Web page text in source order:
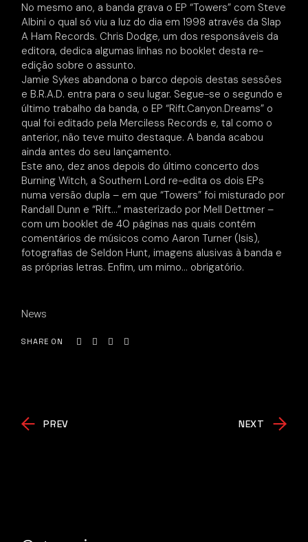
No mesmo ano, a banda grava o EP “Towers” com Steve
Albini o qual só viu a luz do dia em 1998 através da Slap
A Ham Records. Chris Dodge, um dos responsáveis da
editora, dedica algumas linhas no booklet desta re-
edição sobre o assunto.
Jamie Sykes abandona o barco depois destas sessões
e B.R.A.D. entra para o seu lugar. Segue-se o segundo e
último trabalho da banda, o EP “Rift.Canyon.Dreams” o
qual foi editado pela Merciless Records e, tal como o
anterior, não teve muito destaque. A banda acabou
ainda antes do seu lançamento.
Este ano, dez anos depois do último concerto dos
Burning Witch, a Southern Lord re-edita os dois EPs
numa versão dupla – em que “Towers” foi misturado por
Randall Dunn e “Rift…” masterizado por Mell Dettmer –
com um booklet de 40 páginas nas quais contém
comentários de músicos como Aaron Turner (Isis),
fotografias de Seldon Hunt, imagens alusivas à banda e
as próprias letras. Enfim, um mimo… obrigatório.
News
SHARE ON
PREV NEXT